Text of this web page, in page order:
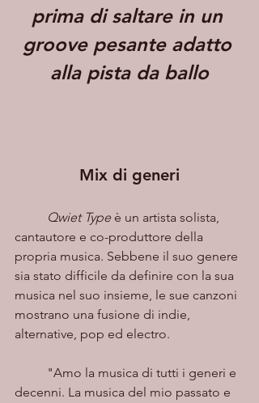
prima di saltare in un
groove pesante adatto
alla pista da ballo
Mix di generi
Qwiet Type è un artista solista,
cantautore e co-produttore della
propria musica. Sebbene il suo genere
sia stato difficile da definire con la sua
musica nel suo insieme, le sue canzoni
mostrano una fusione di indie,
alternative, pop ed electro.
decenni. La musica del mio passato e